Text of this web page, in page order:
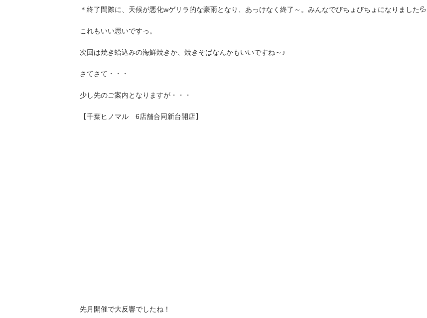
＊終了間際に、天候が悪化wゲリラ的な豪雨となり、あっけなく終了～。みんなでびちょびちょになりました💦
これもいい思いですっ。
次回は焼き蛤込みの海鮮焼きか、焼きそばなんかもいいですね～♪
さてさて・・・
少し先のご案内となりますが・・・
【千葉ヒノマル 6店舗合同新台開店】
先月開催で大反響でしたね！